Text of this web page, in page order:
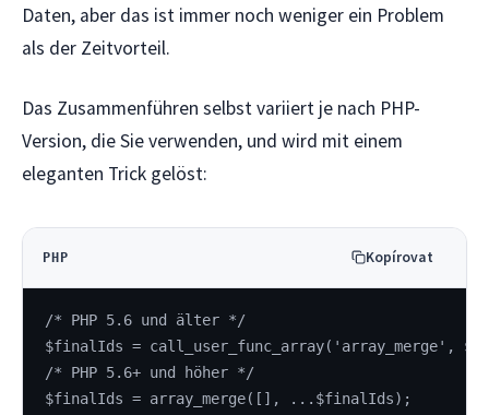
Daten, aber das ist immer noch weniger ein Problem
als der Zeitvorteil.
Das Zusammenführen selbst variiert je nach PHP-
Version, die Sie verwenden, und wird mit einem
eleganten Trick gelöst:
PHP Kopírovat
/* PHP 5.6 und älter */
$finalIds = call_user_func_array('array_merge',
/* PHP 5.6+ und höher */
$finalIds = array_merge([], ...$finalIds);